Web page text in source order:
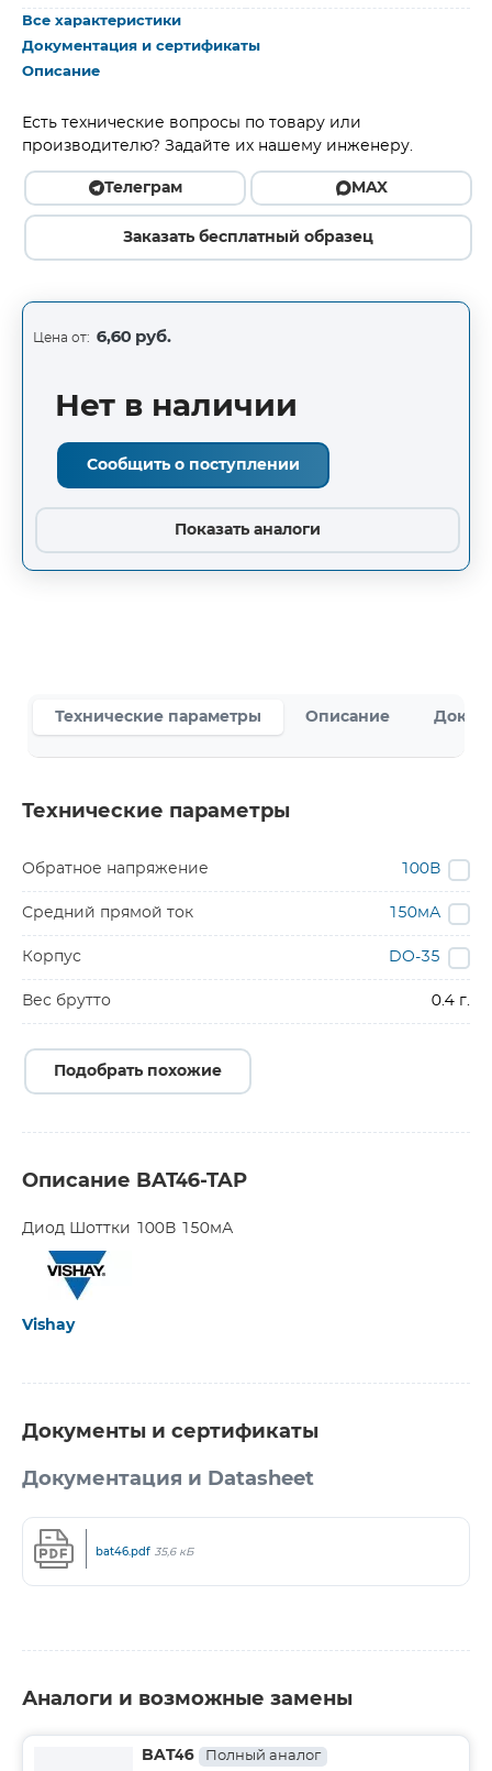
Все характеристики
Документация и сертификаты
Описание
Есть технические вопросы по товару или
производителю? Задайте их нашему инженеру.
Телеграм MAX
Заказать бесплатный образец
Цена от: 6,60 руб.
Нет в наличии
Сообщить о поступлении
Показать аналоги
Технические параметры Описание
Технические параметры
Обратное напряжение 100В
Средний прямой ток 150мА
Корпус DO-35
Вес брутто 0.4 г.
Подобрать похожие
Описание BAT46-TAP
Диод Шоттки 100В 150мА
Vishay
Документы и сертификаты
Документация и Datasheet
bat46.pdf 35,6 кБ
Аналоги и возможные замены
BAT46 Полный аналог